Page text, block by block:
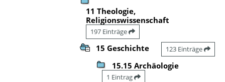
11 Theologie,
Religionswissenschaft
197 Einträge
15 Geschichte 123 Einträge
15.15 Archäologie
1 Eintrag